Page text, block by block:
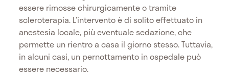
essere rimosse chirurgicamente o tramite
scleroterapia. L’intervento è di solito effettuato in
anestesia locale, più eventuale sedazione, che
permette un rientro a casa il giorno stesso. Tuttavia,
in alcuni casi, un pernottamento in ospedale può
essere necessario.